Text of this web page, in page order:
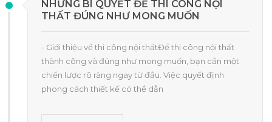
NHỮNG BÍ QUYẾT ĐỂ THI CÔNG NỘI
THẤT ĐÚNG NHƯ MONG MUỐN
- Giới thiệu về thi công nội thấtĐể thi công nội thất
thành công và đúng như mong muốn, bạn cần một
chiến lược rõ ràng ngay từ đầu. Việc quyết định
phong cách thiết kế có thể dẫn